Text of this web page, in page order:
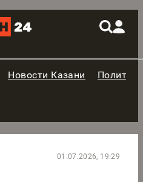
Новости Казани
01.07.2026, 19:29